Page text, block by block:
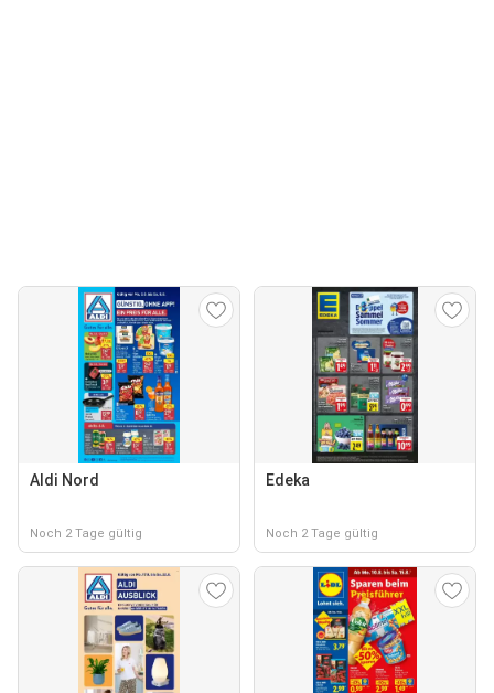
Aldi Nord
Noch 2 Tage gültig
Edeka
Noch 2 Tage gültig